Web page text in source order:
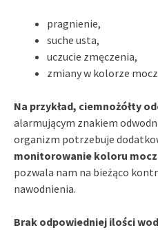
pragnienie,
suche usta,
uczucie zmęczenia,
zmiany w kolorze
Na przykład, ciemnożółty
alarmującym znakiem
organizm potrzebuje
monitorowanie koloru
pozwala nam na bieżąco
nawodnienia.
Brak odpowiedniej ilości